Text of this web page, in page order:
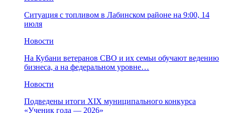
Ситуация с топливом в Лабинском районе на 9:00, 14
июля
Новости
На Кубани ветеранов СВО и их семьи обучают ведению
бизнеса, а на федеральном уровне…
Новости
Подведены итоги XIX муниципального конкурса
«Ученик года — 2026»